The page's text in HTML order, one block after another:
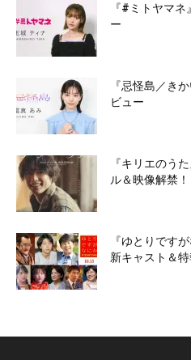
『#ミトヤマ
ー
『忌怪島／き
ビュー
『キリエのう
ル＆映像解禁！
『ゆとりです
新キャスト＆